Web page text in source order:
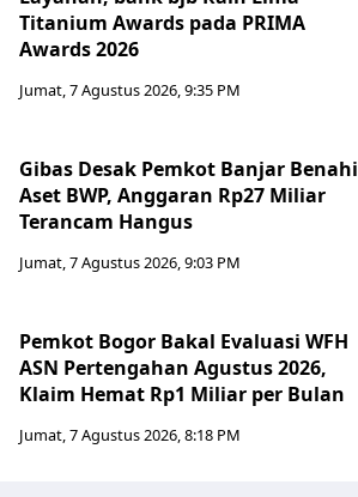
Titanium Awards pada PRIMA
Awards 2026
Jumat, 7 Agustus 2026, 9:35 PM
Gibas Desak Pemkot Banjar Benahi
Aset BWP, Anggaran Rp27 Miliar
Terancam Hangus
Jumat, 7 Agustus 2026, 9:03 PM
Pemkot Bogor Bakal Evaluasi WFH
ASN Pertengahan Agustus 2026,
Klaim Hemat Rp1 Miliar per Bulan
Jumat, 7 Agustus 2026, 8:18 PM